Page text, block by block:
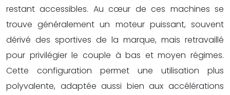
restant accessibles. Au cœur de ces machines se
trouve généralement un moteur puissant, souvent
dérivé des sportives de la marque, mais retravaillé
pour privilégier le couple à bas et moyen régimes.
Cette configuration permet une utilisation plus
polyvalente, adaptée aussi bien aux accélérations